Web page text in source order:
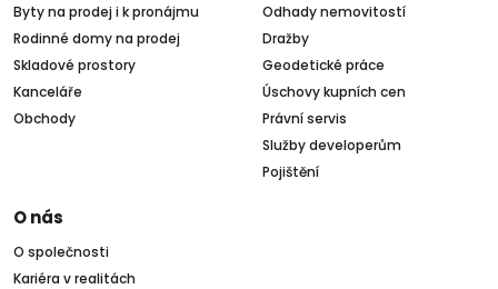
Byty na prodej i k pronájmu
Rodinné domy na prodej
Skladové prostory
Kanceláře
Obchody
Odhady nemovitostí
Dražby
Geodetické práce
Úschovy kupních cen
Právní servis
Služby developerům
Pojištění
O nás
O společnosti
Kariéra v realitách